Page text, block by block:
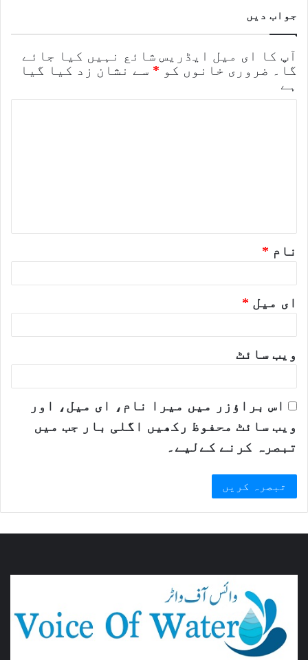
جواب دیں
آپ کا ای میل ایڈریس شائع نہیں کیا جائے
گا۔
ضروری خانوں کو * سے نشان زد کیا گیا
ہے
نام *
ای میل *
ویب‌ سائٹ
اس براؤزر میں میرا نام، ای میل، اور
ویب سائٹ محفوظ رکھیں اگلی بار جب میں
تبصرہ کرنے کےلیے۔